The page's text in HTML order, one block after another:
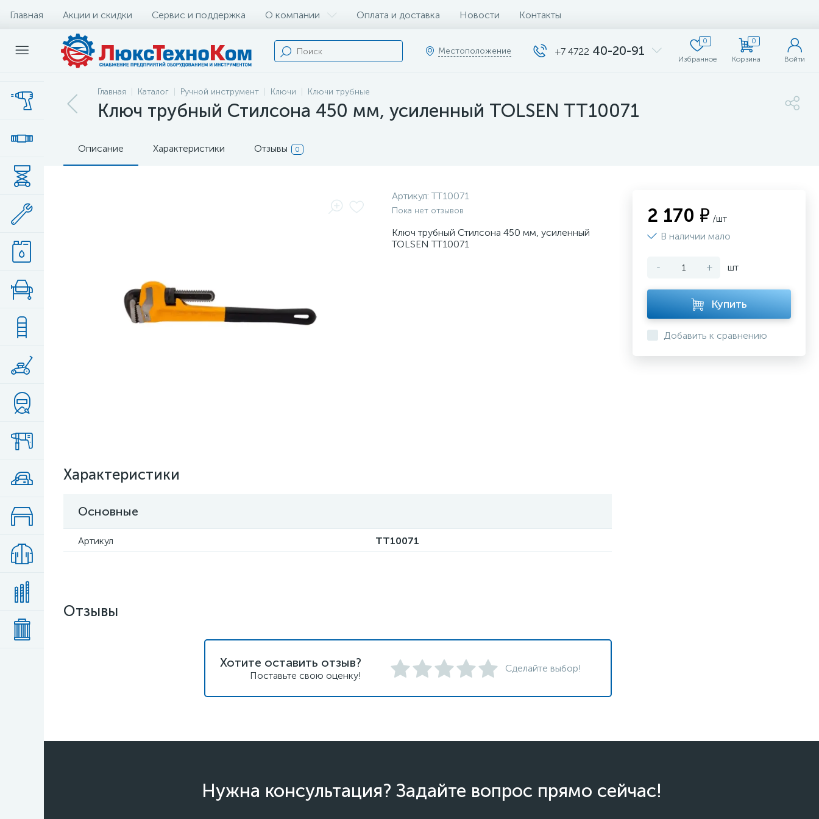
Главная Акции и скидки Сервис и поддержка О компании Оплата и доставка Новости Контакты
Местоположение +7 4722 40-20-91
0
Избранное
0
Корзина Войти
Главная Каталог Ручной инструмент Ключи Ключи трубные
Ключ трубный Стилсона 450 мм, усиленный TOLSEN TT10071
Описание Характеристики Отзывы 0
Артикул:TT10071
Пока нет отзывов
Ключ трубный Стилсона 450 мм, усиленный
TOLSEN TT10071
Характеристики
Основные
Артикул TT10071
2 170 ₽ /шт
В наличии мало
- + шт
Купить
Добавить к сравнению
Отзывы
Хотите оставить отзыв?
Поставьте свою оценку!
Сделайте выбор!
Нужна консультация? Задайте вопрос прямо сейчас!